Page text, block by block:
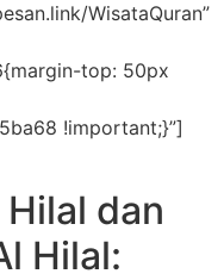
WisataQuran”
top: 50px
!important;}”]
dan
Hilal: